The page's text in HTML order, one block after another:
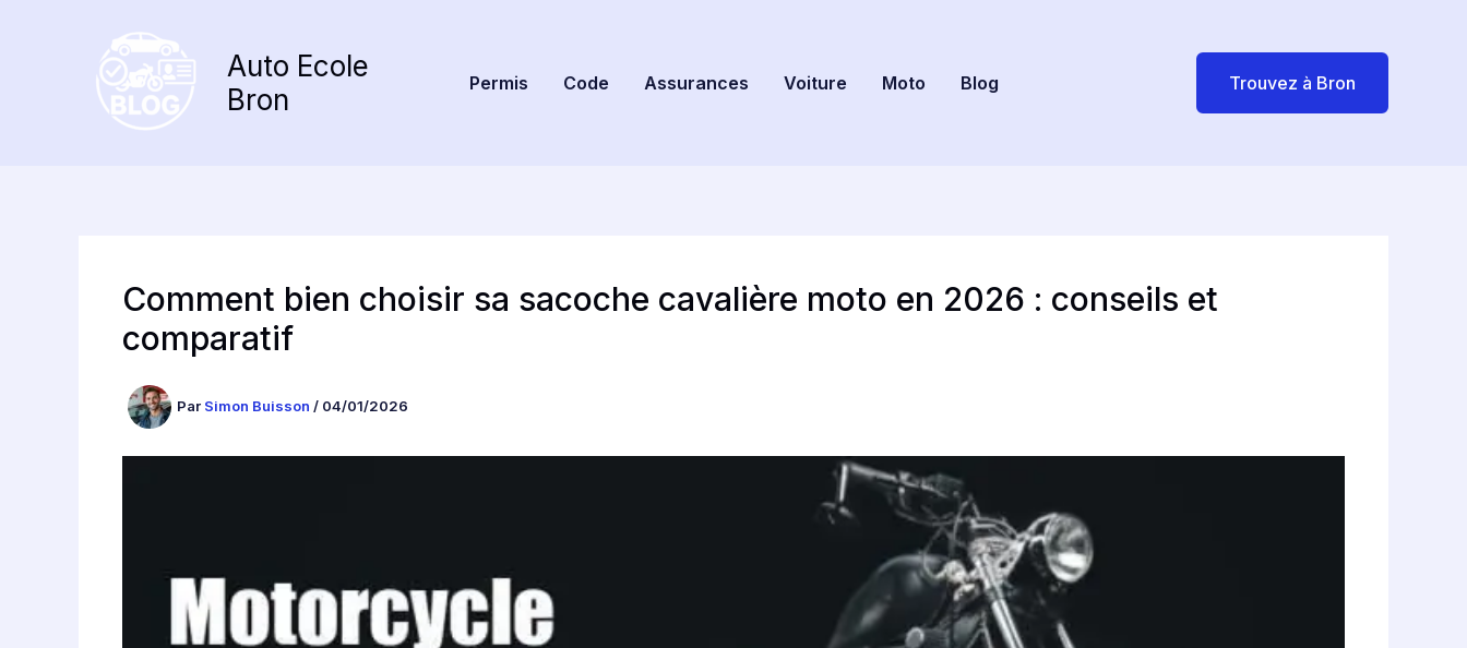
Auto Ecole
Bron
Permis Code Assurances Voiture Moto Blog Trouvez à Bron
Comment bien choisir sa sacoche cavalière moto en 2026 : conseils et
comparatif
Par Simon Buisson / 04/01/2026